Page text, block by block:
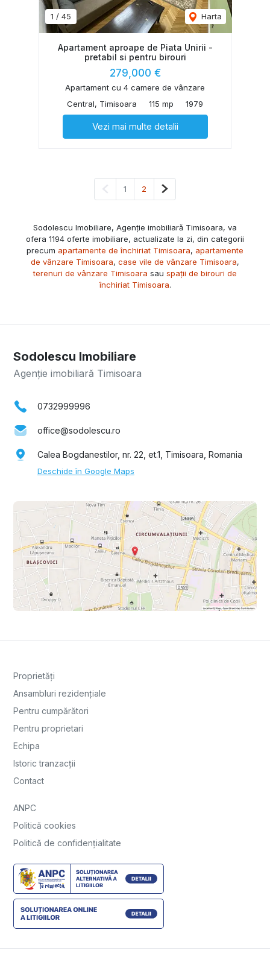
1 / 45 Harta
Apartament aproape de Piata Unirii -
pretabil si pentru birouri
279,000 €
Apartament cu 4 camere de vânzare
Central, Timisoara
115 mp 1979
Vezi mai multe detalii
Pagina anterioară
1 2 Pagina următoare
Sodolescu Imobiliare, Agenție imobiliară Timisoara, va
ofera 1194 oferte imobiliare, actualizate la zi, din categorii
precum apartamente de închiriat Timisoara, apartamente
de vânzare Timisoara, case vile de vânzare Timisoara,
terenuri de vânzare Timisoara sau spații de birouri de
închiriat Timisoara.
Sodolescu Imobiliare
Agenție imobiliară Timisoara
0732999996
office@sodolescu.ro
Calea Bogdanestilor, nr. 22, et.1, Timisoara, Romania
Deschide în Google Maps
Proprietăți
Ansambluri rezidențiale
Pentru cumpărători
Pentru proprietari
Echipa
Istoric tranzacții
Contact
ANPC
Politică cookies
Politică de confidențialitate